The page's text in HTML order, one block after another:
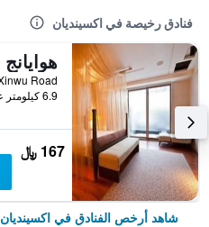
فنادق رخيصة في اكسينديان
6.9 كيلومتر عن وسط المدينة
167 ﷼
شاهد أرخص الفنادق في اكسينديان